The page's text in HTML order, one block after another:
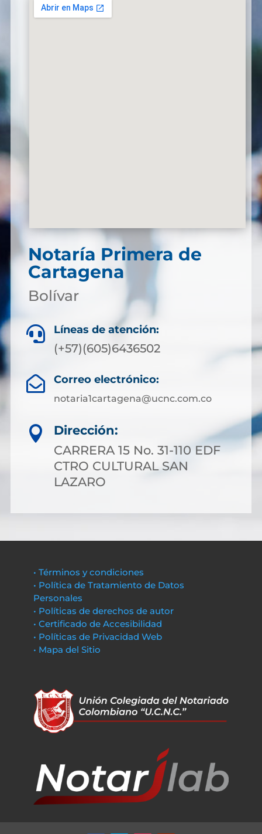
Notaría Primera de
Cartagena
Bolívar
 Líneas de atención:
(+57)(605)6436502
 Correo electrónico:
notaria1cartagena@ucnc.com.co

Dirección:
CARRERA 15 No. 31-110 EDF
CTRO CULTURAL SAN
LAZARO
• Términos y condiciones
• Política de Tratamiento de Datos
Personales
• Políticas de derechos de autor
• Certificado de Accesibilidad
• Políticas de Privacidad Web
• Mapa del Sitio